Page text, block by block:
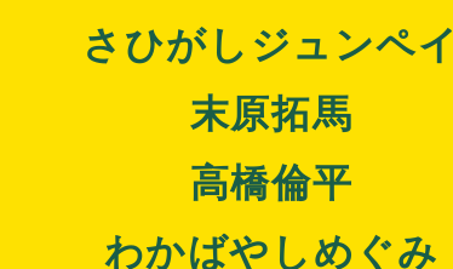
さひがしジュンペイ
末原拓馬
高橋倫平
わかばやしめぐみ